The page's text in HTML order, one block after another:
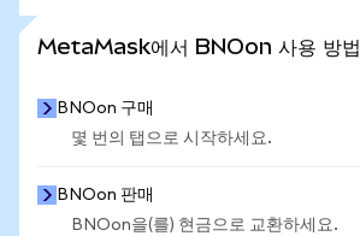
MetaMask에서 BNOon 사용 방법
BNOon 구매
몇 번의 탭으로 시작하세요.
BNOon 판매
BNOon을(를) 현금으로 교환하세요.